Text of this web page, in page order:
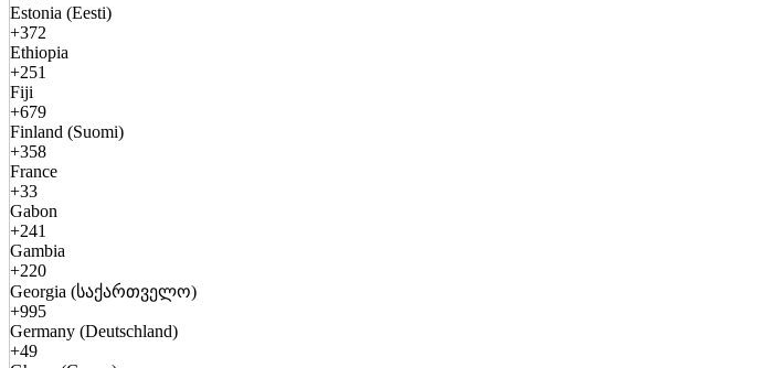
Estonia (Eesti)
+372
Ethiopia
+251
Fiji
+679
Finland (Suomi)
+358
France
+33
Gabon
+241
Gambia
+220
Georgia (საქართველო)
+995
Germany (Deutschland)
+49